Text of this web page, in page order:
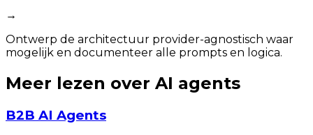
→
Ontwerp de architectuur provider-agnostisch waar
mogelijk en documenteer alle prompts en logica.
Meer lezen over AI agents
B2B AI Agents